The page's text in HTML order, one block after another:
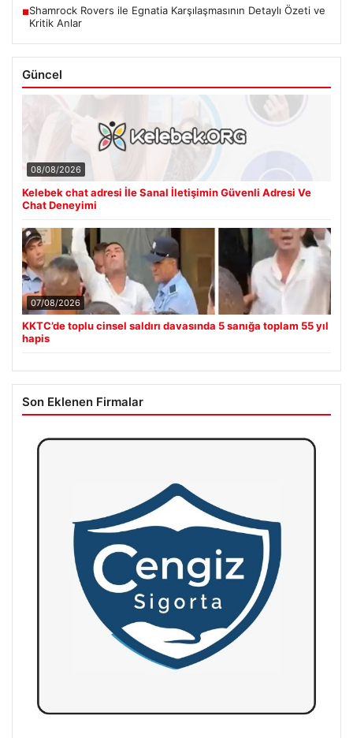
■Shamrock Rovers ile Egnatia Karşılaşmasının Detaylı Özeti ve
Kritik Anlar
Güncel
08/08/2026
Kelebek chat adresi İle Sanal İletişimin Güvenli Adresi Ve
Chat Deneyimi
07/08/2026
KKTC’de toplu cinsel saldırı davasında 5 sanığa toplam 55 yıl
hapis
Son Eklenen Firmalar